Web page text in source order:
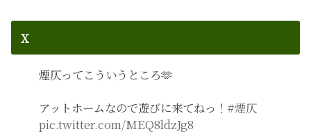
X
煙仄ってこういうところ🫶
アットホームなので遊びに来てねっ！ #煙仄
pic.twitter.com/MEQ8ldzJg8